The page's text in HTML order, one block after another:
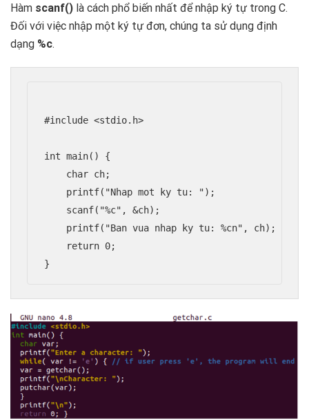
Hàm scanf() là cách phổ biến nhất để nhập ký tự trong C.
Đối với việc nhập một ký tự đơn, chúng ta sử dụng định
dạng %c.
#include <stdio.h>
int main() {
    char ch;
    printf("Nhap mot ky tu: ");
    scanf("%c", &ch);
    printf("Ban vua nhap ky tu: %cn", ch);
    return 0;